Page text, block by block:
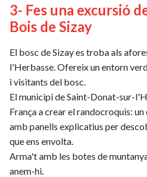
3- Fes una excursió
Bois de Sizay
El bosc de Sizay es troba als
l'Herbasse. Ofereix un entorn
i visitants del bosc.
El municipi de Saint-Donat-sur-
França a crear el randocroquis:
amb panells explicatius per
que ens envolta.
Arma't amb les botes de
anem-hi.